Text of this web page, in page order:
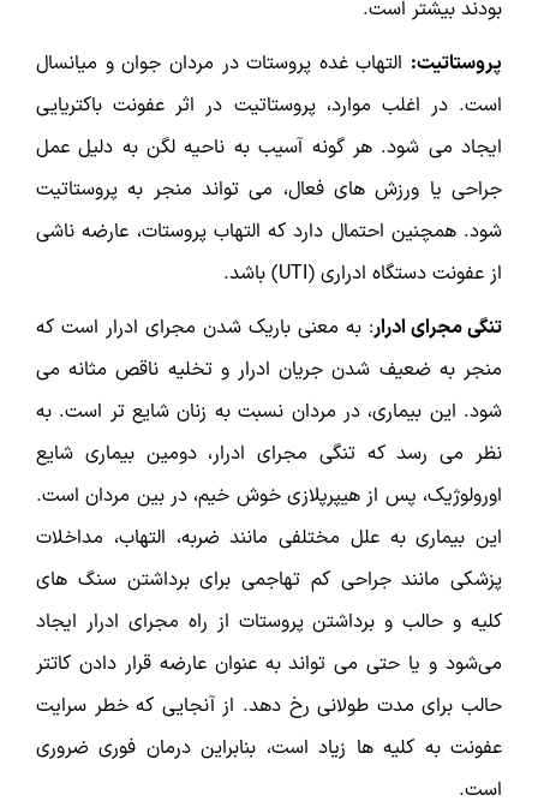
بودند بیشتر است.
پروستاتیت: التهاب غده پروستات در مردان جوان و میانسال
است. در اغلب موارد، پروستاتیت در اثر عفونت باکتریایی
ایجاد می شود. هر گونه آسیب به ناحیه لگن به دلیل عمل
جراحی یا ورزش های فعال، می تواند منجر به پروستاتیت
شود. همچنین احتمال دارد که التهاب پروستات، عارضه ناشی
از عفونت دستگاه ادراری (UTI) باشد.
تنگی مجرای ادرار: به معنی باریک شدن مجرای ادرار است که
منجر به ضعیف شدن جریان ادرار و تخلیه ناقص مثانه می
شود. این بیماری، در مردان نسبت به زنان شایع تر است. به
نظر می رسد که تنگی مجرای ادرار، دومین بیماری شایع
اورولوژیک، پس از هیپرپلازی خوش خیم، در بین مردان است.
این بیماری به علل مختلفی مانند ضربه، التهاب، مداخلات
پزشکی مانند جراحی کم تهاجمی برای برداشتن سنگ ‌های
کلیه و حالب و برداشتن پروستات از راه مجرای ادرار ایجاد
می‌شود و یا حتی می ‌تواند به عنوان عارضه قرار دادن کاتتر
حالب برای مدت طولانی رخ دهد. از آنجایی که خطر سرایت
عفونت به کلیه ها زیاد است، بنابراین درمان فوری ضروری
است.